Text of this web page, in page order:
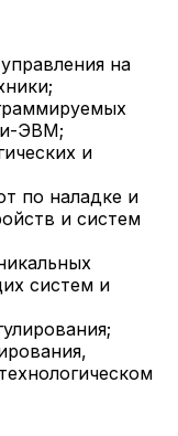
на
ЭВМ;
и
по наладке и
и систем
систем и